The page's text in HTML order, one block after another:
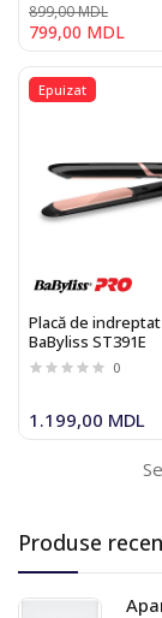
Produse
799,00 MDL
899,00 MDL
Epuizat
Placă de
BaByliss ST391E
0
1.199,00 MDL